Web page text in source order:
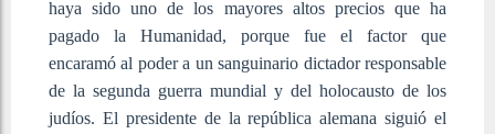
haya sido uno de los mayores altos precios que ha
pagado la Humanidad, porque fue el factor que
encaramó al poder a un sanguinario dictador responsable
de la segunda guerra mundial y del holocausto de los
judíos. El presidente de la república alemana siguió el